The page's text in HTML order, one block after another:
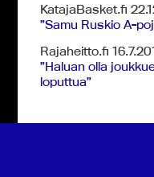
KatajaBasket.fi
”Samu Ruskio A-
Rajaheitto.fi
”Haluan olla
loputtua”